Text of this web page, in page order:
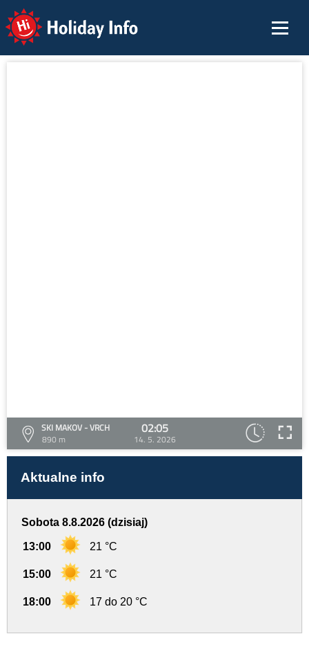
Holiday Info
SKI MAKOV - VRCH
890 m
02:05
14. 5. 2026
Aktualne info
Sobota 8.8.2026 (dzisiaj)
13:00 21 °C
15:00 21 °C
18:00 17 do 20 °C